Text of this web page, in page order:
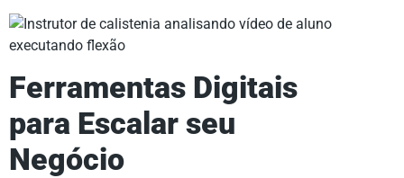
Ferramentas Digitais
para Escalar seu
Negócio